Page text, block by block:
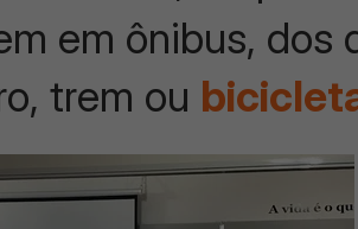
em ônibus, dos
trem ou